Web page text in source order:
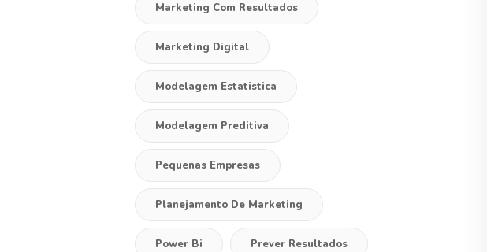
Marketing Com Resultados
Marketing Digital
Modelagem Estatistica
Modelagem Preditiva
Pequenas Empresas
Planejamento De Marketing
Power Bi Prever Resultados